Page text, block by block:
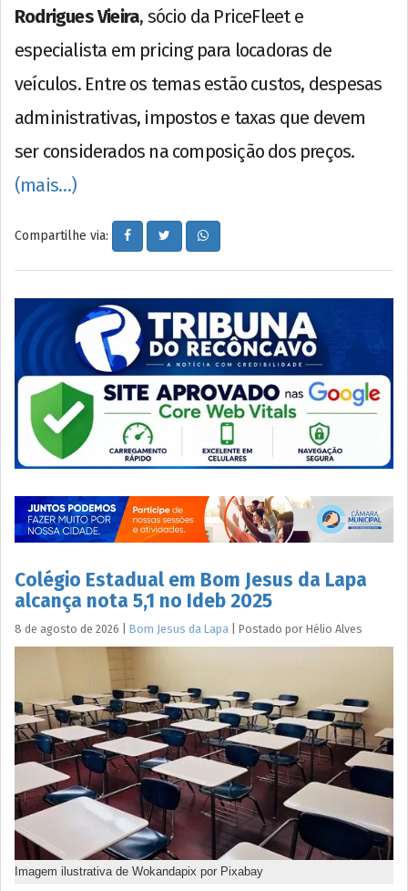
Rodrigues Vieira, sócio da PriceFleet e
especialista em pricing para locadoras de
veículos. Entre os temas estão custos, despesas
administrativas, impostos e taxas que devem
ser considerados na composição dos preços.
(mais…)
Compartilhe via:
Colégio Estadual em Bom Jesus da Lapa
alcança nota 5,1 no Ideb 2025
8 de agosto de 2026 Bom Jesus da Lapa Postado por Hélio Alves
Imagem ilustrativa de Wokandapix por Pixabay